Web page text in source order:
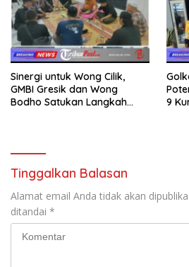
Sinergi untuk Wong Cilik,
GMBI Gresik dan Wong
Bodho Satukan Langkah
9
Tinggalkan Balasan
Alamat email Anda tidak akan
ditandai *